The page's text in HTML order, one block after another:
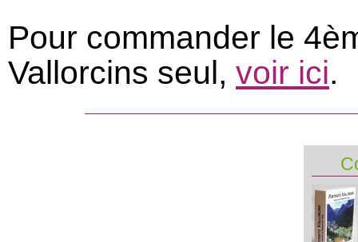
Pour commander le
Vallorcins seul, voir ici.